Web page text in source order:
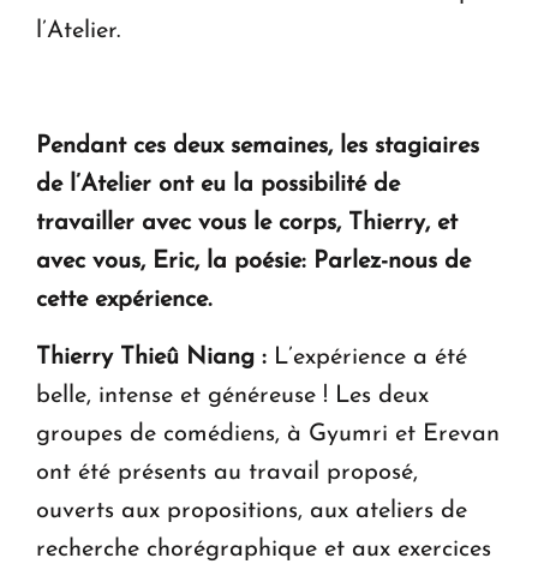
l’Atelier.
Pendant ces deux semaines, les stagiaires
de l’Atelier ont eu la possibilité de
travailler avec vous le corps, Thierry, et
avec vous, Eric, la poésie: Parlez-nous de
cette expérience.
Thierry Thieû Niang : L’expérience a été
belle, intense et généreuse ! Les deux
groupes de comédiens, à Gyumri et Erevan
ont été présents au travail proposé,
ouverts aux propositions, aux ateliers de
recherche chorégraphique et aux exercices